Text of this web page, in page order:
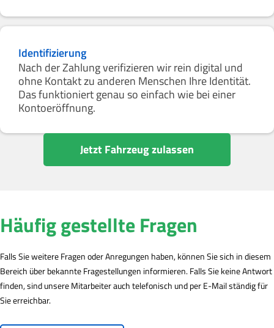
Identifizierung
Nach der Zahlung verifizieren wir rein digital und
ohne Kontakt zu anderen Menschen Ihre Identität.
Das funktioniert genau so einfach wie bei einer
Kontoeröffnung.
Jetzt Fahrzeug zulassen
Häufig gestellte Fragen
Falls Sie weitere Fragen oder Anregungen haben, können Sie sich in diesem
Bereich über bekannte Fragestellungen informieren. Falls Sie keine Antwort
finden, sind unsere Mitarbeiter auch telefonisch und per E-Mail ständig für
Sie erreichbar.